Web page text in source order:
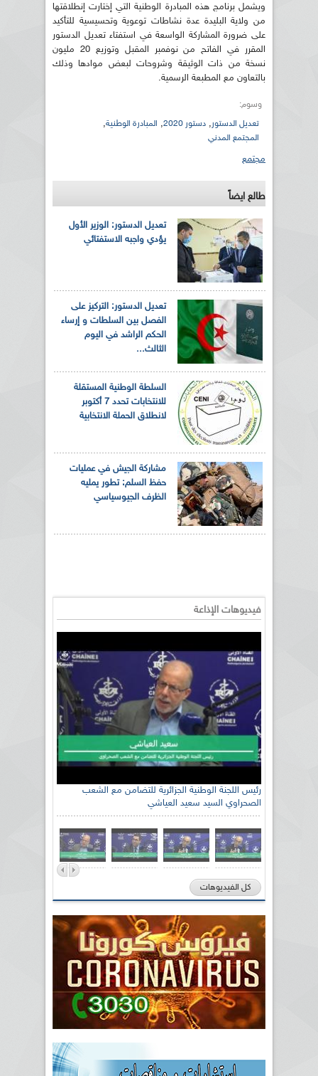
ويشمل برنامج هذه المبادرة الوطنية التي إختارت إنطلاقتها
من ولاية البليدة عدة نشاطات توعوية وتحسيسية للتأكيد
على ضرورة المشاركة الواسعة في استفتاء تعديل الدستور
المقرر في الفاتح من نوفمبر المقبل وتوزيع 20 مليون
نسخة من ذات الوثيقة وشروحات لبعض موادها وذلك
بالتعاون مع المطبعة الرسمية.
وسوم:
تعديل الدستور, دستور 2020 , المبادرة الوطنية,
المجتمع المدني
مجتمع
طالع ايضاً
تعديل الدستور: الوزير الأول
يؤدي واجبه الاستفتائي
تعديل الدستور: التركيز على
الفصل بين السلطات و إرساء
الحكم الراشد في اليوم
الثالث...
السلطة الوطنية المستقلة
للانتخابات تحدد 7 أكتوبر
لانطلاق الحملة الانتخابية
مشاركة الجيش في عمليات
حفظ السلم: تطور يمليه
الظرف الجيوسياسي
فيديوهات الإذاعة
رئيس اللجنة الوطنية الجزائرية للتضامن مع الشعب
الصحراوي السيد سعيد العياشي
كل الفيديوهات